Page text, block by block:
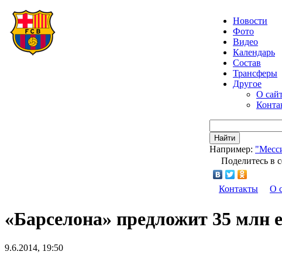
Новости
Фото
Видео
Календарь
Состав
Трансферы
Другое
О
Найти
Например:
Поделитесь в
Контакты О
«Барселона» предложит 35 млн
9.6.2014, 19:50